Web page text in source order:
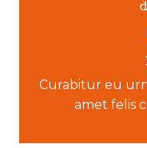
Curabitur eu
amet felis